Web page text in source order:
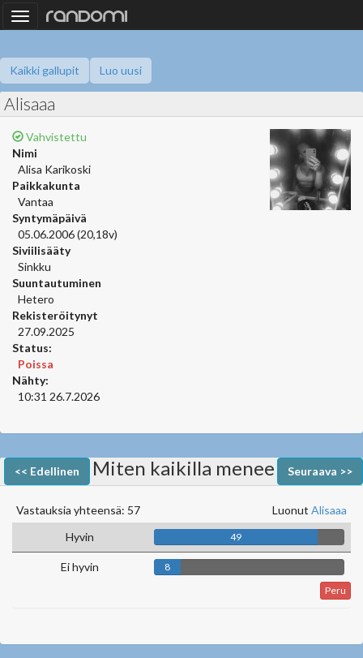
Toggle
navigation
Kaikki gallupit Luo uusi
Alisaaa
Vahvistettu
Nimi
Alisa Karikoski
Paikkakunta
Vantaa
Syntymäpäivä
05.06.2006 (20,18v)
Siviilisääty
Sinkku
Suuntautuminen
Hetero
Rekisteröitynyt
27.09.2025
Status:
Poissa
Nähty:
10:31 26.7.2026
<< Edellinen Seuraava >>
Miten kaikilla menee
Luonut Alisaaa
Vastauksia yhteensä: 57
Hyvin
49
Ei hyvin
8
Peru